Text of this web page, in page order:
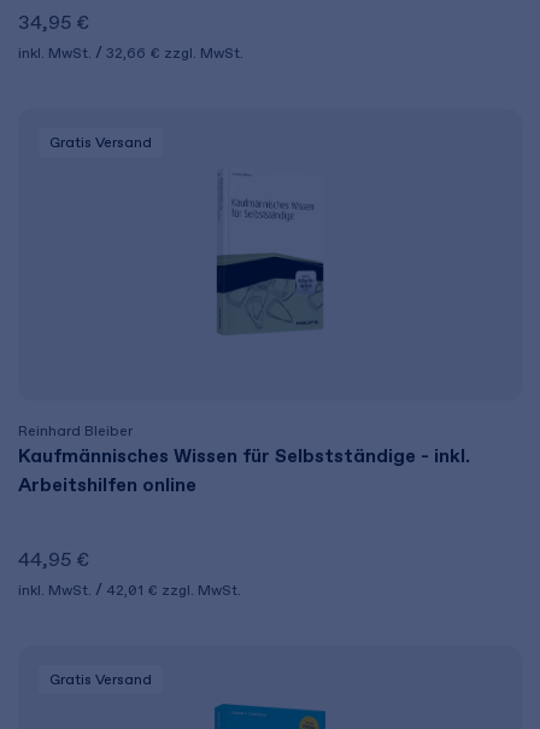
34,95 €
inkl. MwSt. 32,66 € zzgl. MwSt.
Gratis Versand
Reinhard Bleiber
Kaufmännisches Wissen für Selbstständige - inkl.
Arbeitshilfen online
44,95 €
inkl. MwSt. 42,01 € zzgl. MwSt.
Gratis Versand